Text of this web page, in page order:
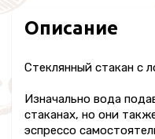
Описание
Стеклянный стакан с
Изначально вода
стаканах, но они
эспрессо